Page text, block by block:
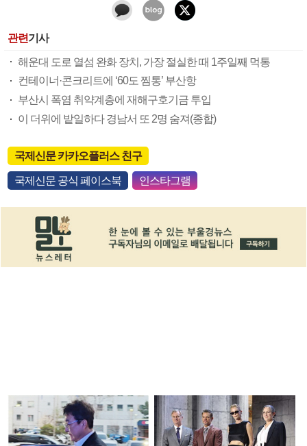
관련기사
해운대 도로 열섬 완화 장치, 가장 절실한 때 1주일째 먹통
컨테이너·콘크리트에 ‘60도 찜통’ 부산항
부산시 폭염 취약계층에 재해구호기금 투입
이 더위에 밭일하다 경남서 또 2명 숨져(종합)
국제신문 카카오플러스 친구
국제신문 공식 페이스북 인스타그램